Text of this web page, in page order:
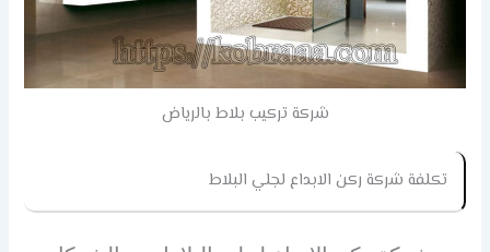
شركة تركيب بلاط بالرياض
تكلفة شركة ركن الابداع لجلي البلاط